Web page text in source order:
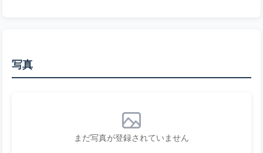
写真
まだ写真が登録されていません